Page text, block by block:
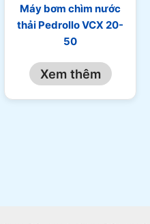
Máy bơm chìm nước
thải Pedrollo VCX 20-
50
Xem thêm